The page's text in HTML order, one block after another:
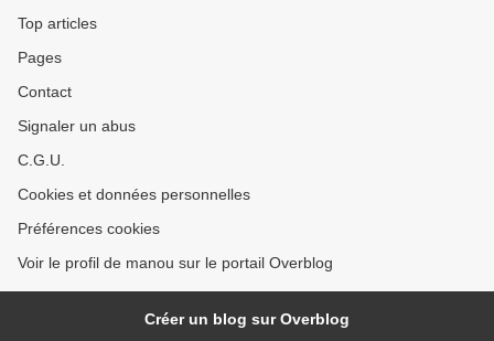
Top articles
Pages
Contact
Signaler un abus
C.G.U.
Cookies et données personnelles
Préférences cookies
Voir le profil de manou sur le portail Overblog
Créer un blog sur Overblog